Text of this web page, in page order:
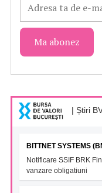
| Știri
BITTNET SYSTEMS
Notificare SSIF BRK
vanzare obligatiuni